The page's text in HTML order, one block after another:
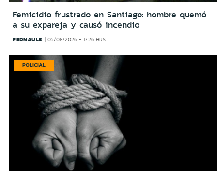
Femicidio frustrado en Santiago: hombre quemó
a su expareja y causó incendio
REDMAULE 05/08/2026 - 17:26 HRS
POLICIAL